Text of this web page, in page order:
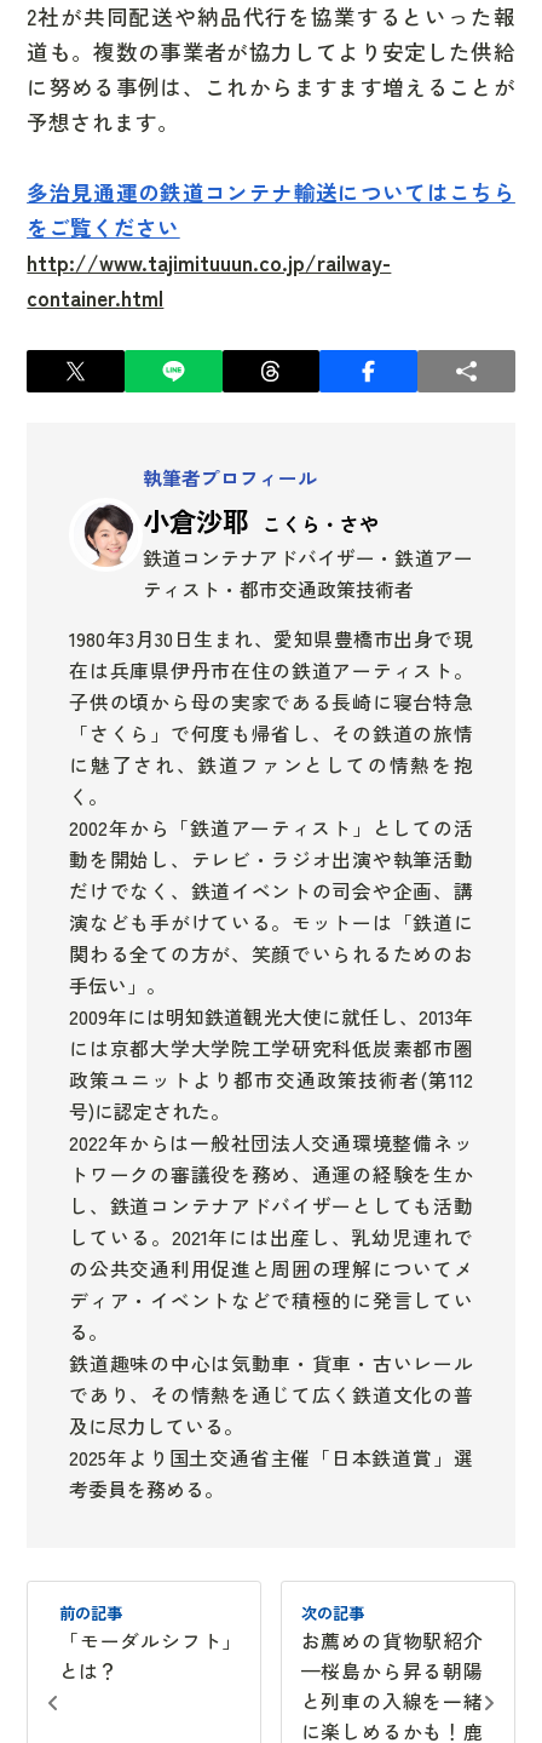
2社が共同配送や納品代行を協業するといった報
道も。複数の事業者が協力してより安定した供給
に努める事例は、これからますます増えることが
予想されます。
多治見通運の鉄道コンテナ輸送についてはこちら
をご覧ください
http://www.tajimituuun.co.jp/railway-
container.html
執筆者プロフィール
小倉沙耶
こくら・さや
鉄道コンテナアドバイザー・鉄道アー
ティスト・都市交通政策技術者
1980年3月30日生まれ、愛知県豊橋市出身で現
在は兵庫県伊丹市在住の鉄道アーティスト。
子供の頃から母の実家である長崎に寝台特急
「さくら」で何度も帰省し、その鉄道の旅情
に魅了され、鉄道ファンとしての情熱を抱
く。
2002年から「鉄道アーティスト」としての活
動を開始し、テレビ・ラジオ出演や執筆活動
だけでなく、鉄道イベントの司会や企画、講
演なども手がけている。モットーは「鉄道に
関わる全ての方が、笑顔でいられるためのお
手伝い」。
2009年には明知鉄道観光大使に就任し、2013年
には京都大学大学院工学研究科低炭素都市圏
政策ユニットより都市交通政策技術者(第112
号)に認定された。
2022年からは一般社団法人交通環境整備ネッ
トワークの審議役を務め、通運の経験を生か
し、鉄道コンテナアドバイザーとしても活動
している。2021年には出産し、乳幼児連れで
の公共交通利用促進と周囲の理解についてメ
ディア・イベントなどで積極的に発言してい
る。
鉄道趣味の中心は気動車・貨車・古いレール
であり、その情熱を通じて広く鉄道文化の普
及に尽力している。
2025年より国土交通省主催「日本鉄道賞」選
考委員を務める。
前の記事
「モーダルシフト」
とは？
次の記事
お薦めの貨物駅紹介
—桜島から昇る朝陽
と列車の入線を一緒
に楽しめるかも！鹿